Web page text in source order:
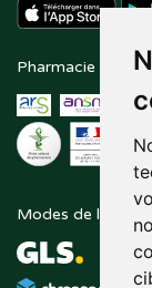
Pharmacie en
Modes de livraison